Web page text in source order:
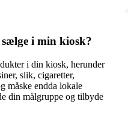
i min kiosk?
i din kiosk, herunder
slik, cigaretter,
måske endda lokale
din målgruppe og tilbyde